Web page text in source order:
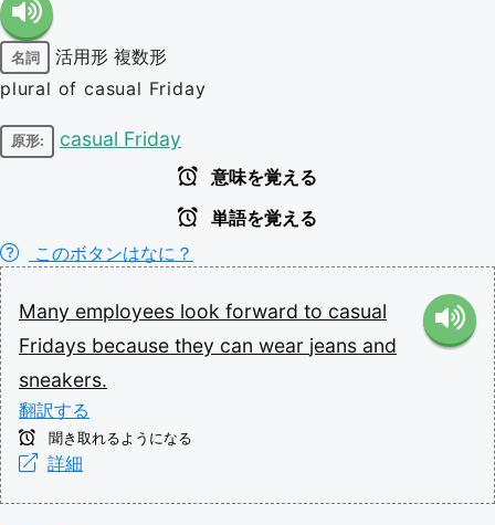
名詞 活用形 複数形
plural of casual Friday
原形: casual Friday
意味を覚える
単語を覚える
このボタンはなに？
Many employees look forward to casual
Fridays because they can wear jeans and
sneakers.
翻訳する
聞き取れるようになる
詳細